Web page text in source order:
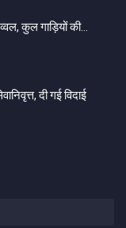
कुल गाड़ियों की…
दी गई विदाई